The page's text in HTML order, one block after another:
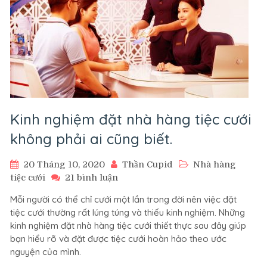
Kinh nghiệm đặt nhà hàng tiệc cưới
không phải ai cũng biết.
20 Tháng 10, 2020 Thần Cupid
Nhà hàng
tiệc cưới
21 bình luận
nghiệm
đặt
nhà
hàng
Mỗi người có thể chỉ cưới một lần trong đời nên việc đặt
tiệc cưới thường rất lúng túng và thiếu kinh nghiệm. Những
kinh nghiệm đặt nhà hàng tiệc cưới thiết thực sau đây giúp
bạn hiểu rõ và đặt được tiệc cưới hoàn hảo theo ước
nguyện của mình.